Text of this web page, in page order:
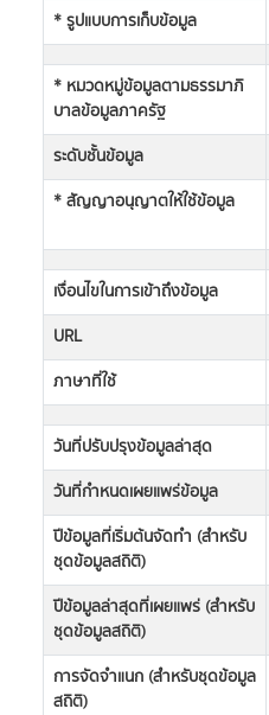
* รูปแบบการเก็บข้อมูล
* หมวดหมู่ข้อมูลตามธรรมาภิ
บาลข้อมูลภาครัฐ
ระดับชั้นข้อมูล
* สัญญาอนุญาตให้ใช้ข้อมูล
เงื่อนไขในการเข้าถึงข้อมูล
URL
ภาษาที่ใช้
วันที่ปรับปรุงข้อมูลล่าสุด
วันที่กำหนดเผยแพร่ข้อมูล
ปีข้อมูลที่เริ่มต้นจัดทำ (สำหรับ
ชุดข้อมูลสถิติ)
ปีข้อมูลล่าสุดที่เผยแพร่ (สำหรับ
ชุดข้อมูลสถิติ)
การจัดจำแนก (สำหรับชุดข้อมูล
สถิติ)